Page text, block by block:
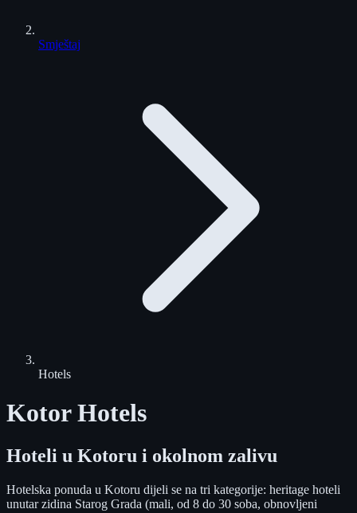
Smještaj
Hotels
Kotor Hotels
Hoteli u Kotoru i okolnom zalivu
Hotelska ponuda u Kotoru dijeli se na tri kategorije: heritage hoteli
unutar zidina Starog Grada (mali, od 8 do 30 soba, obnovljeni